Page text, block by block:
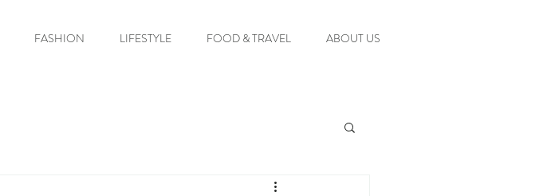
FASHION LIFESTYLE FOOD & TRAVEL ABOUT US